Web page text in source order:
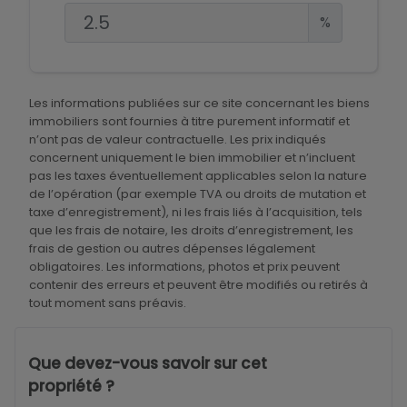
virtuel ou d’amélioration à titre purement
%
Les informations publiées sur ce site concernant les biens
immobiliers sont fournies à titre purement informatif et
n’ont pas de valeur contractuelle. Les prix indiqués
concernent uniquement le bien immobilier et n’incluent
pas les taxes éventuellement applicables selon la nature
de l’opération (par exemple TVA ou droits de mutation et
taxe d’enregistrement), ni les frais liés à l’acquisition, tels
que les frais de notaire, les droits d’enregistrement, les
frais de gestion ou autres dépenses légalement
obligatoires. Les informations, photos et prix peuvent
contenir des erreurs et peuvent être modifiés ou retirés à
tout moment sans préavis.
Que devez-vous savoir sur cet
propriété ?